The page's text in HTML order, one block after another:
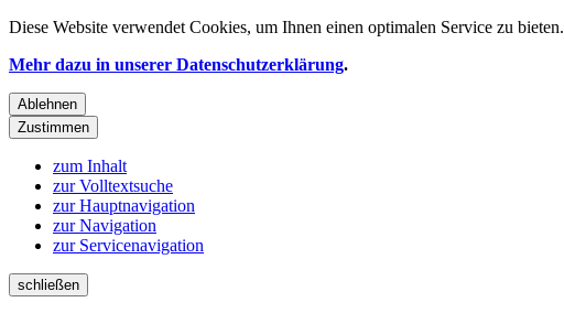
Diese Website verwendet Cookies, um Ihnen einen optimalen Service zu bieten.
Mehr dazu in unserer Datenschutzerklärung.
Ablehnen
Zustimmen
zum Inhalt
zur Volltextsuche
zur Hauptnavigation
zur Navigation
zur Servicenavigation
schließen